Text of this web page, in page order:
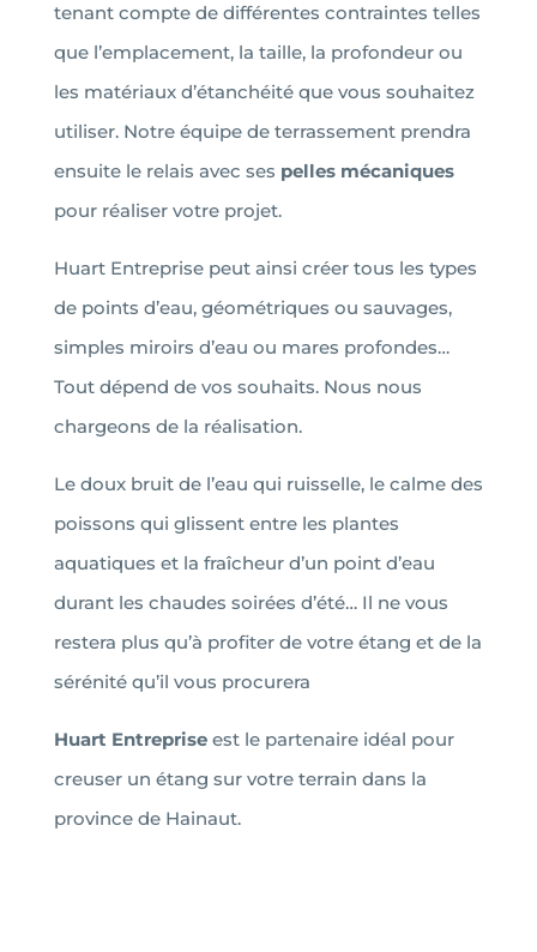
tenant compte de différentes contraintes telles
que l’emplacement, la taille, la profondeur ou
les matériaux d’étanchéité que vous souhaitez
utiliser. Notre équipe de terrassement prendra
ensuite le relais avec ses pelles mécaniques
pour réaliser votre projet.
Huart Entreprise peut ainsi créer tous les types
de points d’eau, géométriques ou sauvages,
simples miroirs d’eau ou mares profondes…
Tout dépend de vos souhaits. Nous nous
chargeons de la réalisation.
Le doux bruit de l’eau qui ruisselle, le calme des
poissons qui glissent entre les plantes
aquatiques et la fraîcheur d’un point d’eau
durant les chaudes soirées d’été… Il ne vous
restera plus qu’à profiter de votre étang et de la
sérénité qu’il vous procurera
Huart Entrepriseest le partenaire idéal pour
creuser un étang sur votre terrain dans la
province de Hainaut.